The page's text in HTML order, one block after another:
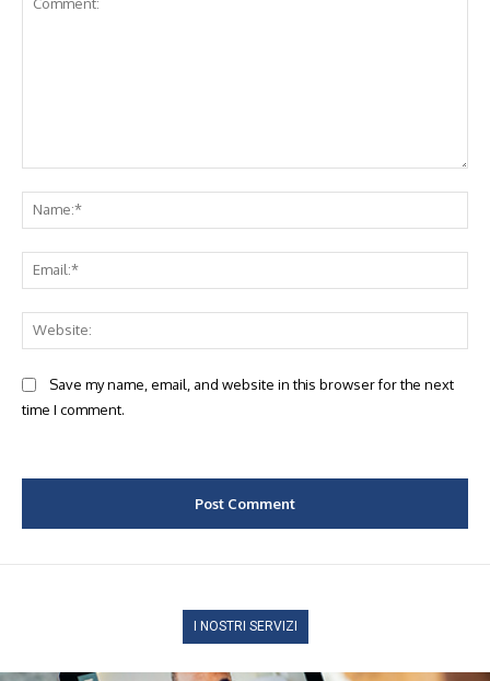
Save my name, email, and website in this browser for the next
time I comment.
I NOSTRI SERVIZI